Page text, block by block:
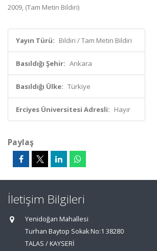
2009, (Tam Metin Bildiri)
Yayın Türü: Bildiri / Tam Metin Bildiri
Basıldığı Şehir: Ankara
Basıldığı Ülke: Türkiye
Erciyes Üniversitesi Adresli: Hayır
Paylaş
İletişim Bilgileri
Yenidoğan Mahallesi
Turhan Baytop Sokak No:1 38280
TALAS / KAYSERİ